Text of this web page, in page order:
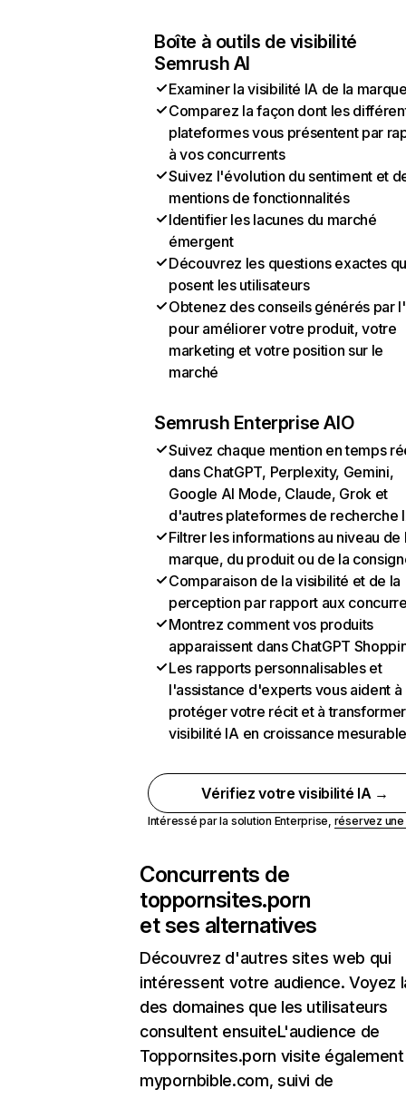
Boîte à outils de visibilité
Semrush AI
Examiner la visibilité IA de la
Comparez la façon dont les
plateformes vous présentent par
à vos concurrents
Suivez l'évolution du sentiment et
mentions de fonctionnalités
Identifier les lacunes du marché
émergent
Découvrez les questions exactes
posent les utilisateurs
Obtenez des conseils générés par
pour améliorer votre produit, votre
marketing et votre position sur le
marché
Semrush Enterprise AIO
Suivez chaque mention en temps
dans ChatGPT, Perplexity, Gemini,
Google AI Mode, Claude, Grok et
d'autres plateformes de recherche
Filtrer les informations au niveau de
marque, du produit ou de la
Comparaison de la visibilité et de la
perception par rapport aux
Montrez comment vos produits
apparaissent dans ChatGPT
Les rapports personnalisables et
l'assistance d'experts vous aident à
protéger votre récit et à
visibilité IA en croissance
Vérifiez votre visibilité IA →
Intéressé par la solution Enterprise, réservez
Concurrents de
toppornsites.porn
et ses alternatives
Découvrez d'autres sites web qui
intéressent votre audience. Voyez
des domaines que les utilisateurs
consultent ensuiteL'audience de
Toppornsites.porn visite également
mypornbible.com, suivi de